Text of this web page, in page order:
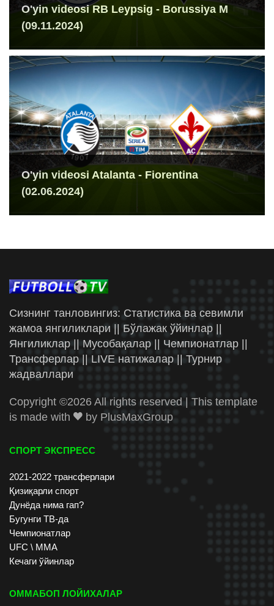
O'yin videosi RB Leypsig - Borussiya M
(09.11.2024)
O'yin videosi Atalanta - Fiorentina
(02.06.2024)
Сизнинг танловингиз: Статистика ва севимли
жамоа янгиликлари || Бўлажак ўйинлар ||
Янгиликлар || Мусобақалар || Чемпионатлар ||
Трансферлар || LIVE натижалар || Турнир
жадваллари
Copyright ©2026 All rights reserved | This template
is made with
by PlusMaxGroup
СПОРТ ЭКСПРЕСС
2021-2022 трансферлари
Қизиқарли спорт
Дунёда нима гап?
Бугунги ТВ-да
Чемпионатлар
UFC \ ММА
Кечаги ўйинлар
ОММАБОП ЛОЙИХАЛАР